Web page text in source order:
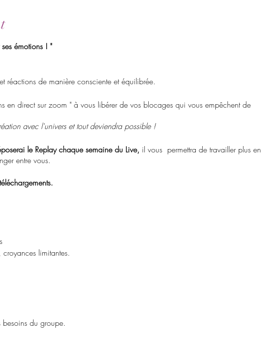
émotions ! "
réactions de manière consciente et équilibrée.
en direct sur zoom " à vous libérer de vos blocages qui vous empêchent de
avec l'univers et tout deviendra possible !
le Replay chaque semaine du Live, il vous permettra de travailler plus en
entre vous.
croyances limitantes.
besoins du groupe.